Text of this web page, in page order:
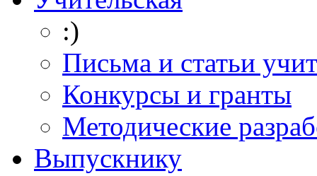
:)
Письма и статьи
Конкурсы и гранты
Методические
Выпускнику